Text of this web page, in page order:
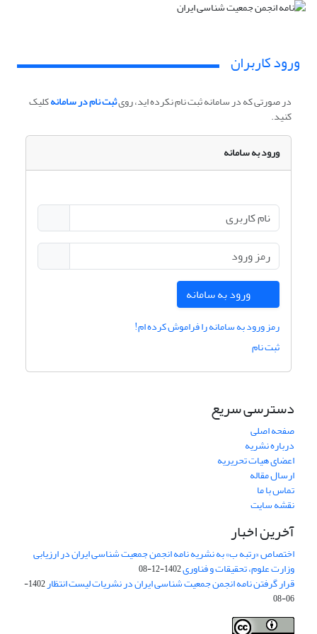
ورود کاربران
در صورتی که در سامانه ثبت نام نکرده اید، رویثبت نام در سامانهکلیک
کنید.
ورود به سامانه
ورود به سامانه
رمز ورود به سامانه را فراموش کرده ام!
ثبت نام
دسترسی سریع
صفحه اصلی
درباره نشریه
اعضای هیات تحریریه
ارسال مقاله
تماس با ما
نقشه سایت
آخرین اخبار
اختصاص «رتبه ب» به نشریه نامه انجمن جمعیت شناسی ایران در ارزیابی
وزارت علوم، تحقیقات و فناوری1402-12-08
قرار گرفتن نامه انجمن جمعیت شناسی ایران در نشریات لیست انتظار
1402-
06-08